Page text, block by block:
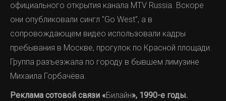
официального открытия канала MTV Russia. Вскоре
они опубликовали сингл "Go West", а в
сопровождающем видео использовали кадры
пребывания в Москве, прогулок по Красной площади.
Группа разъезжала по городу в бывшем лимузине
Михаила Горбачёва.
Реклама сотовой связи «Билайн», 1990-е годы.